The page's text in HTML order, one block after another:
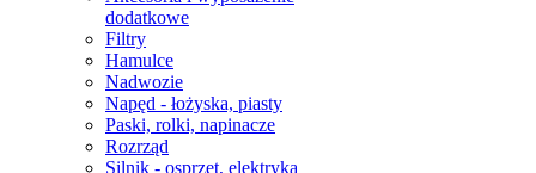
dodatkowe
Filtry
Hamulce
Nadwozie
Napęd - łożyska, piasty
Paski, rolki, napinacze
Rozrząd
Silnik - osprzęt, elektryka